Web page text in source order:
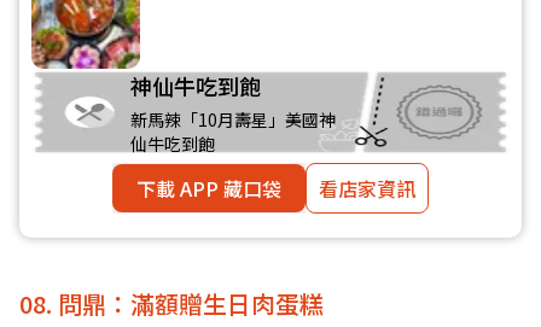
神仙牛吃到飽
新馬辣「10月壽星」美國神
仙牛吃到飽
下載 APP 藏口袋 看店家資訊
08. 問鼎：滿額贈生日肉蛋糕